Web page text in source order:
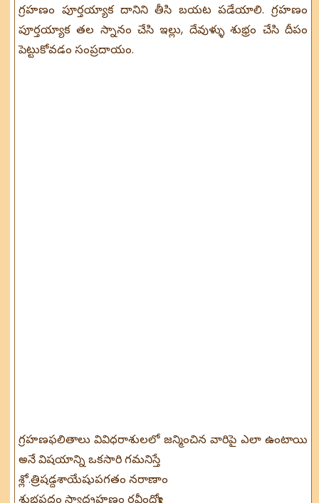
గ్రహణం పూర్తయ్యాక దానిని తీసి బయట పడేయాలి. గ్రహణం
పూర్తయ్యాక తల స్నానం చేసి ఇల్లు, దేవుళ్ళు శుభ్రం చేసి దీపం
పెట్టుకోవడం సంప్రదాయం.
గ్రహణఫలితాలు వివిధరాశులలో జన్మించిన వారిపై ఎలా ఉంటాయి
అనే విషయాన్ని ఒకసారి గమనిస్తే
శ్లో.త్రిషడ్దశాయేషుపగతం నరాణాం
శుభప్రదం స్యాద్గ్రహణం రవీంద్వోః